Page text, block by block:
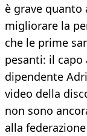
è grave quanto
migliorare la
che le prime
pesanti: il capo
dipendente
video della
non sono
alla